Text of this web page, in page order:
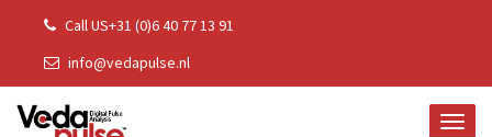
content
Call US+31 (0)6 40 77 13 91
info@vedapulse.nl